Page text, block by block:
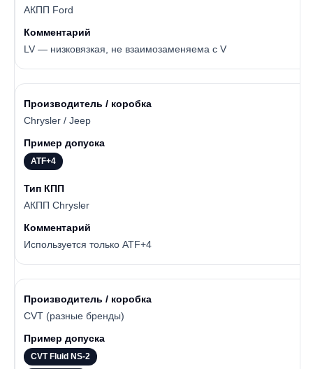
АКПП Ford
LV — низковязкая, не взаимозаменяема с V
Chrysler / Jeep
ATF+4
АКПП Chrysler
Используется только ATF+4
CVT (разные бренды)
CVT Fluid NS-2